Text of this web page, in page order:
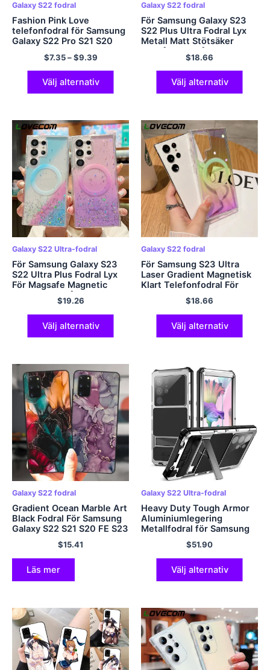
Galaxy S22 fodral
Fashion Pink Love
telefonfodral för Samsung
Galaxy S22 Pro S21 S20
Ultra FE S10 Lite 5G S10E
S9 S8 Plus Mjuk TPU svart
skal
$7.35–$9.39
Välj alternativ
Galaxy S22 fodral
För Samsung Galaxy S23
S22 Plus Ultra Fodral Lyx
Metall Matt Stötsäker
stötfångare Hårt
bakstycke Linsskydd
Tillbehör
$18.66
Välj alternativ
Galaxy S22 Ultra-fodral
För Samsung Galaxy S23
S22 Ultra Plus Fodral Lyx
För Magsafe Magnetic
Glitter Regnbågsgradient
Färgglad Klar Mjuk baksida
$19.26
Välj alternativ
Galaxy S22 fodral
För Samsung S23 Ultra
Laser Gradient Magnetisk
Klart Telefonfodral För
Samsung Galaxy S22 S23
Ultra Plus För Magasafe
Hårt skal
$18.66
Välj alternativ
Galaxy S22 fodral
Gradient Ocean Marble Art
Black Fodral För Samsung
Galaxy S22 S21 S20 FE S23
Plus OBS 20 Ultra S23Ultra
S22Ultra Silikonskydd
$15.41
Läs mer
Galaxy S22 Ultra-fodral
Heavy Duty Tough Armor
Aluminiumlegering
Metallfodral för Samsung
S23 Ultra S22 Ultra Lens
Protection Anti Shake Hide
Holder Cover
$51.90
Välj alternativ